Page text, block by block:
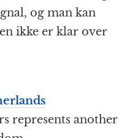
og man kan
ikke er klar over
represents another